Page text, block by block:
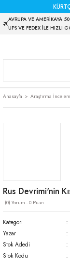
AVRUPA VE AMERİKAYA
UPS VE FEDEX İLE HIZLI
Anasayfa Araştırma
Rus Devrimi'nin
(0) Yorum - 0 Puan
Kategori
Yazar
Stok Adedi
Stok Kodu